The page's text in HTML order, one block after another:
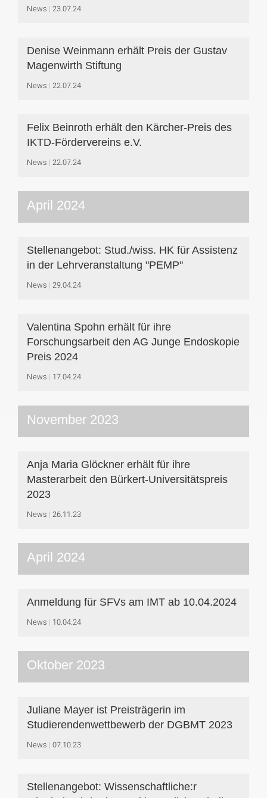
News 23.07.24
Denise Weinmann erhält Preis der Gustav
Magenwirth Stiftung
News 22.07.24
Felix Beinroth erhält den Kärcher-Preis des
IKTD-Fördervereins e.V.
News 22.07.24
April 2024
Stellenangebot: Stud./wiss. HK für Assistenz
in der Lehrveranstaltung "PEMP"
News 29.04.24
Valentina Spohn erhält für ihre
Forschungsarbeit den AG Junge Endoskopie
Preis 2024
News 17.04.24
November 2023
Anja Maria Glöckner erhält für ihre
Masterarbeit den Bürkert-Universitätspreis
2023
News 26.11.23
April 2024
Anmeldung für SFVs am IMT ab 10.04.2024
News 10.04.24
Oktober 2023
Juliane Mayer ist Preisträgerin im
Studierendenwettbewerb der DGBMT 2023
News 07.10.23
Stellenangebot: Wissenschaftliche:r